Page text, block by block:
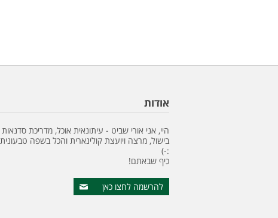
אודות
היי, אני אורי שביט - עיתונאית אוכל, מדריכת סדנאות
בישול, מרצה ויועצת קולינארית והכל בשפה טבעונית
:-)
כיף שבאתם!
להרשמה לחצו כאן